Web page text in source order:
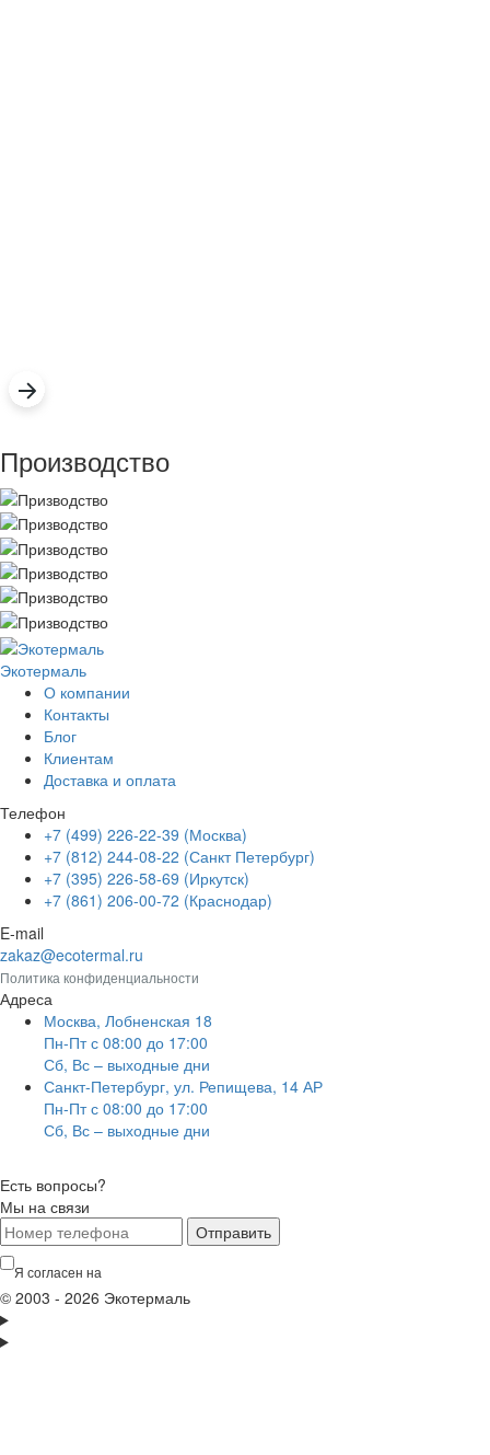
Производство
Экотермаль
О компании
Контакты
Блог
Клиентам
Доставка и оплата
Телефон
+7 (499) 226-22-39 (Москва)
+7 (812) 244-08-22 (Санкт Петербург)
+7 (395) 226-58-69 (Иркутск)
+7 (861) 206-00-72 (Краснодар)
E-mail
zakaz@ecotermal.ru
Политика конфиденциальности
Адреса
Москва, Лобненская 18
Пн-Пт с 08:00 до 17:00
Сб, Вс – выходные дни
Санкт-Петербург, ул. Репищева, 14 АР
Пн-Пт с 08:00 до 17:00
Сб, Вс – выходные дни
Есть вопросы?
Мы на связи
Отправить
Я согласен на
© 2003 - 2026 Экотермаль